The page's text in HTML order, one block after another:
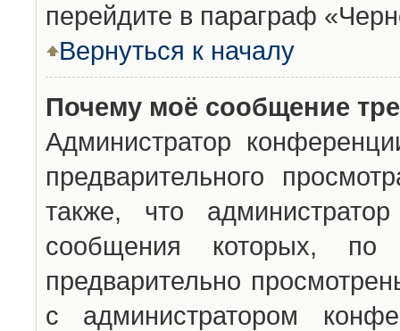
перейдите в параграф
Вернуться к началу
Почему моё сообщение
Администратор
предварительного
также, что
сообщения которых,
предварительно
с администратором